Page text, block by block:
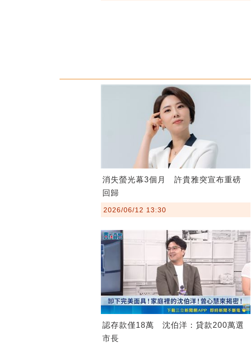
消失螢光幕3個月 許貴雅突宣布重磅
回歸
2026/06/12 13:30
認存款僅18萬 沈伯洋：貸款200萬選
市長